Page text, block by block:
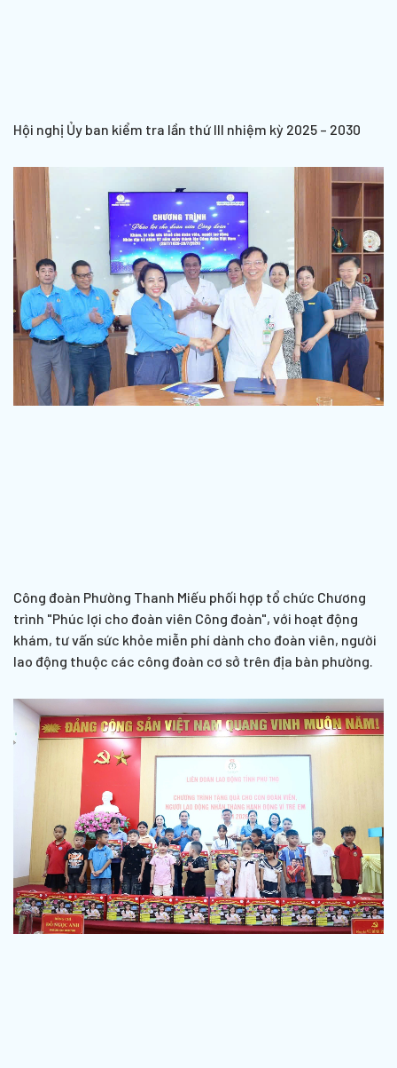
Hội nghị Ủy ban kiểm tra lần thứ III nhiệm kỳ 2025 – 2030
Công đoàn Phường Thanh Miếu phối hợp tổ chức Chương
trình "Phúc lợi cho đoàn viên Công đoàn", với hoạt động
khám, tư vấn sức khỏe miễn phí dành cho đoàn viên, người
lao động thuộc các công đoàn cơ sở trên địa bàn phường.